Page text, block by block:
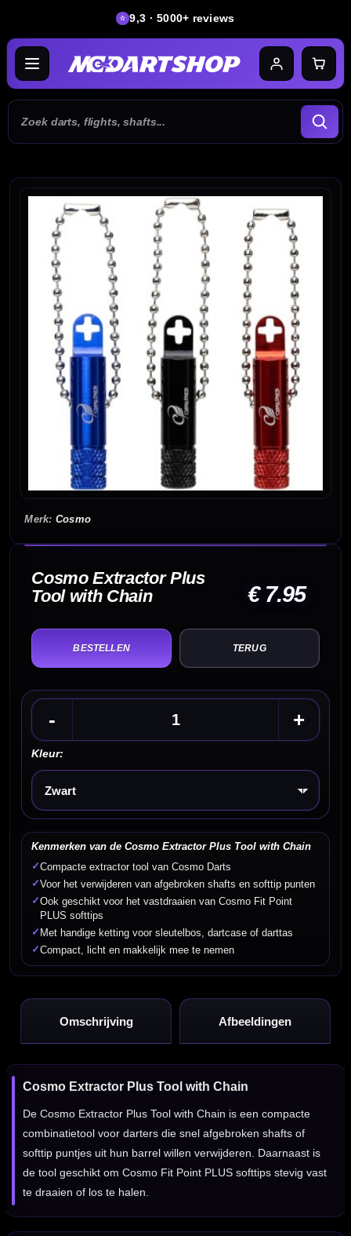
9,3 · 5000+ reviews
Cosmo
Cosmo Extractor Plus
Tool with Chain
€ 7.95
TERUG
- +
Kleur:
Kies een optie
Kenmerken van de Cosmo Extractor Plus Tool with Chain
✓Compacte extractor tool van Cosmo Darts
✓Voor het verwijderen van afgebroken shafts en softtip punten
✓Ook geschikt voor het vastdraaien van Cosmo Fit Point
PLUS softtips
✓ Met handige ketting voor sleutelbos, dartcase of darttas
✓Compact, licht en makkelijk mee te nemen
Omschrijving Afbeeldingen
Cosmo Extractor Plus Tool with Chain
De Cosmo Extractor Plus Tool with Chain is een compacte
combinatietool voor darters die snel afgebroken shafts of
softtip puntjes uit hun barrel willen verwijderen. Daarnaast is
de tool geschikt om Cosmo Fit Point PLUS softtips stevig vast
te draaien of los te halen.